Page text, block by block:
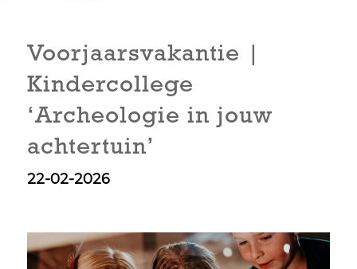
Voorjaarsvakantie |
Kindercollege
‘Archeologie in jouw
achtertuin’
22-02-2026